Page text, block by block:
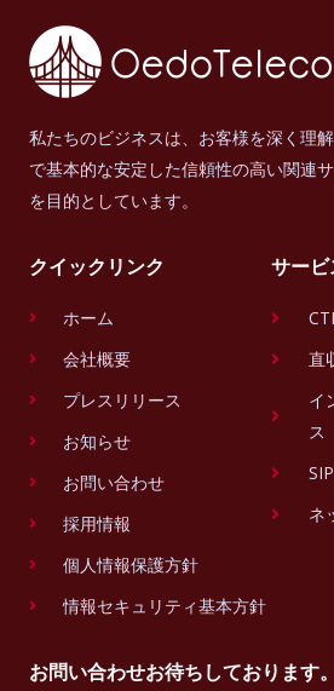
私たちのビジネスは、お客様を深く理
で基本的な安定した信頼性の高い関連
を目的としています。
クイックリンク
ホーム
会社概要
プレスリリース
お知らせ
お問い合わせ
採用情報
個人情報保護方針
情報セキュリティ基本方針
サー
直
イ
ス
ネ
お問い合わせお待ちしております。